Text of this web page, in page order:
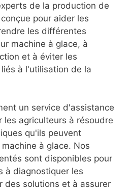
de la production de
pour aider les
les différentes
machine à glace, à
et à éviter les
à l'utilisation de la
un service d'assistance
les agriculteurs à résoudre
qu'ils peuvent
à glace. Nos
sont disponibles pour
à diagnostiquer les
des solutions et à assurer